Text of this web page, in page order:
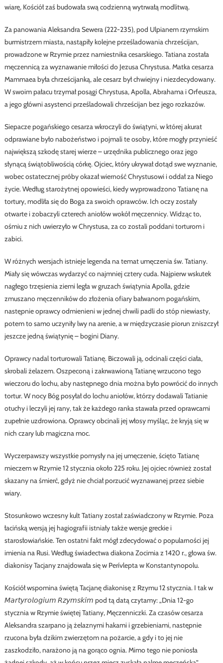
wiarę, Kościół zaś budowała swą codzienną wytrwałą modlitwą.
Za panowania Aleksandra Sewera (222-235), pod Ulpianem rzymskim
burmistrzem miasta, nastąpiły kolejne prześladowania chrześcijan,
prowadzone w Rzymie przez namiestnika cesarskiego. Tatiana została
męczennicą za wyznawanie miłości do Jezusa Chrystusa. Matka cesarza
Mammaea była chrześcijanką, ale cesarz był chwiejny i niezdecydowany.
W swoim pałacu trzymał posągi Chrystusa, Apolla, Abrahama i Orfeusza,
a jego główni asystenci prześladowali chrześcijan bez jego rozkazów.
Siepacze pogańskiego cesarza wkroczyli do świątyni, w której akurat
odprawiane było nabożeństwo i pojmali te osoby, które mogły przynieść
największą szkodę starej wierze – urzędnika publicznego oraz jego
słynącą świątobliwością córkę. Ojciec, który ukrywał dotąd swe wyznanie,
wobec ostatecznej próby okazał wierność Chrystusowi i oddał za Niego
życie. Według starożytnej opowieści, kiedy wyprowadzono Tatianę na
tortury, modliła się do Boga za swoich oprawców. Ich oczy zostały
otwarte i zobaczyli czterech aniołów wokół męczennicy. Widząc to,
ośmiu z nich uwierzyło w Chrystusa, za co zostali poddani torturom i
zabici.
W różnych wersjach istnieje legenda na temat umęczenia św. Tatiany.
Miały się wówczas wydarzyć co najmniej cztery cuda. Najpierw wskutek
nagłego trzęsienia ziemi legła w gruzach świątynia Apolla, gdzie
zmuszano męczenników do złożenia ofiary bałwanom pogańskim,
następnie oprawcy odmienieni w jednej chwili padli do stóp niewiasty,
potem to samo uczyniły lwy na arenie, a w międzyczasie piorun zniszczył
jeszcze jedną świątynię – bogini Diany.
Oprawcy nadal torturowali Tatianę. Biczowali ją, odcinali części ciała,
skrobali żelazem. Oszpeconą i zakrwawioną Tatianę wrzucono tego
wieczoru do lochu, aby następnego dnia można było powrócić do innych
tortur. W nocy Bóg posyłał do lochu aniołów, którzy dodawali Tatianie
otuchy i leczyli jej rany, tak że każdego ranka stawała przed oprawcami
zupełnie uzdrowiona. Oprawcy obcinali jej włosy myśląc, że kryją się w
nich czary lub magiczna moc.
Wyczerpawszy wszystkie pomysły na jej umęczenie, ścięto Tatianę
mieczem w Rzymie 12 stycznia około 225 roku. Jej ojciec również został
skazany na śmierć, gdyż nie chciał porzucić wyznawanej przez siebie
wiary.
Stosunkowo wczesny kult Tatiany został zaświadczony w Rzymie. Poza
łacińską wersją jej hagiografii istniały także wersje greckie i
starosłowiańskie. Ten ostatni fakt mógł zdecydować o popularności jej
imienia na Rusi. Według świadectwa diakona Zocimia z 1420 r., głowa św.
diakonisy Tacjany znajdowała się w Perívlepta w Konstantynopolu.
Kościół wspomina świętą Tacjanę diakonisę z Rzymu 12 stycznia. I tak w
𝘔𝘢𝘳𝘵𝘺𝘳𝘰𝘭𝘰𝘨𝘪𝘶𝘮 𝘙𝘻𝘺𝘮𝘴𝘬𝘪𝘮 pod tą datą czytamy: „Dnia 12-go
stycznia w Rzymie świętej Tatiany, Męczenniczki. Za czasów cesarza
Aleksandra szarpano ją żelaznymi hakami i grzebieniami, następnie
rzucona była dzikim zwierzętom na pożarcie, a gdy i to jej nie
zaszkodziło, narażono ją na gorąco ognia. Mimo tego nie poniosła